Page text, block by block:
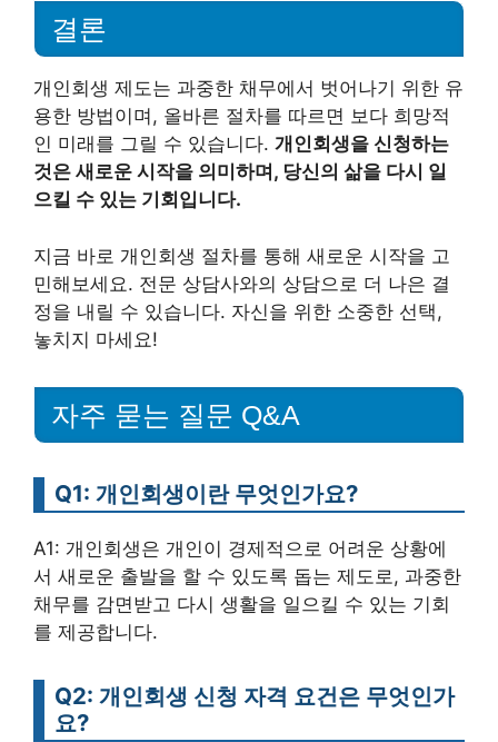
결론
개인회생 제도는 과중한 채무에서 벗어나기 위한 유
용한 방법이며, 올바른 절차를 따르면 보다 희망적
인 미래를 그릴 수 있습니다. 개인회생을 신청하는
것은 새로운 시작을 의미하며, 당신의 삶을 다시 일
으킬 수 있는 기회입니다.
지금 바로 개인회생 절차를 통해 새로운 시작을 고
민해보세요. 전문 상담사와의 상담으로 더 나은 결
정을 내릴 수 있습니다. 자신을 위한 소중한 선택,
놓치지 마세요!
자주 묻는 질문 Q&A
Q1: 개인회생이란 무엇인가요?
A1: 개인회생은 개인이 경제적으로 어려운 상황에
서 새로운 출발을 할 수 있도록 돕는 제도로, 과중한
채무를 감면받고 다시 생활을 일으킬 수 있는 기회
를 제공합니다.
Q2: 개인회생 신청 자격 요건은 무엇인가
요?